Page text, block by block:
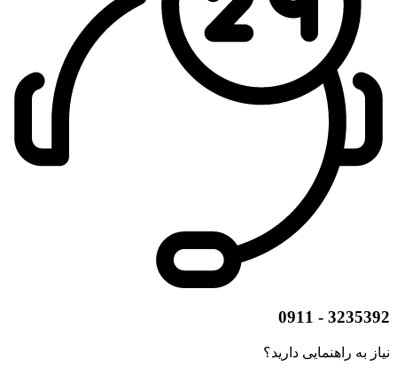
3235392 - 0911
نیاز به راهنمایی دارید؟